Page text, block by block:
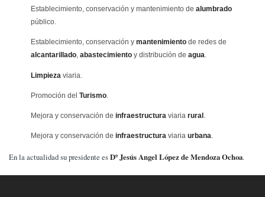
Establecimiento, conservación y mantenimiento de alumbrado
público.
Establecimiento, conservación y mantenimiento de redes de
alcantarillado, abastecimiento y distribución de agua.
Limpieza viaria.
Promoción del Turismo.
Mejora y conservación de infraestructura viaria rural .
Mejora y conservación de infraestructura viaria urbana.
En la actualidad su presidente esDº Jesús Angel López de Mendoza Ochoa.